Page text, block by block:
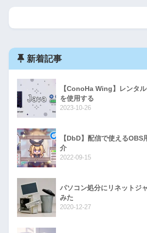
新着記事
【ConoHa Wing】レンタ
を使用する
2023-10-26
【DbD】配信で使えるOBS
介
2022-09-15
パソコン処分にリネットジ
みた
2020-12-27